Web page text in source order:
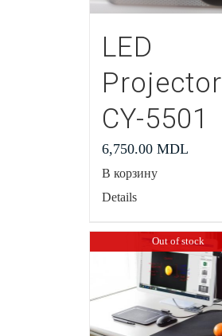
LED
Projector
CY-5501
6,750.00 MDL
В корзину
Details
Out of stock